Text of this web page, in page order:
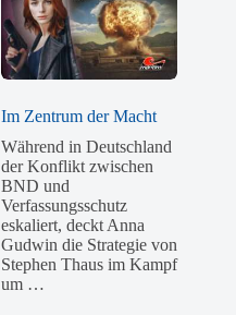
Im Zentrum der Macht
Während in Deutschland
der Konflikt zwischen
BND und
Verfassungsschutz
eskaliert, deckt Anna
Gudwin die Strategie von
Stephen Thaus im Kampf
um …